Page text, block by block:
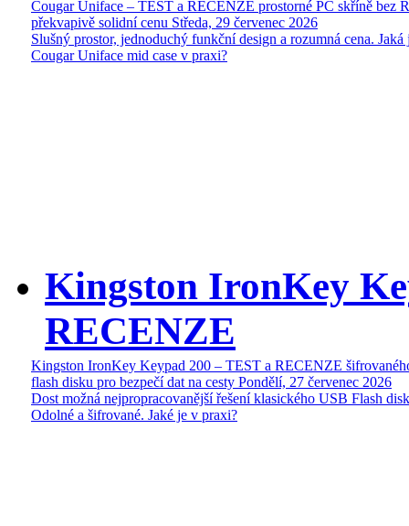
Cougar Uniface – TEST a RECENZE prostorné PC skříně bez
překvapivě solidní cenu Středa, 29 červenec 2026
Slušný prostor, jednoduchý funkční design a rozumná cena. Jaká
Cougar Uniface mid case v praxi?
Kingston IronKey
RECENZE
Kingston IronKey Keypad 200 – TEST a RECENZE
flash disku pro bezpečí dat na cesty Pondělí, 27 červenec 2026
Dost možná nejpropracovanější řešení klasického USB Flash
Odolné a šifrované. Jaké je v praxi?